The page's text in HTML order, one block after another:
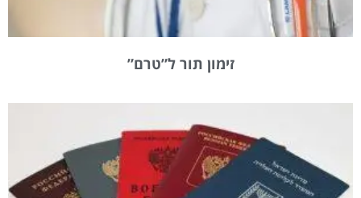
זימון תור ל”טרם”